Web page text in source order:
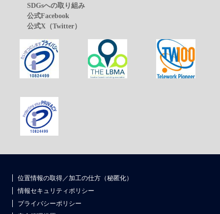
SDGsへの取り組み
公式Facebook
公式X（Twitter）
位置情報の取得／加工の仕方（秘匿化）
情報セキュリティポリシー
プライバシーポリシー